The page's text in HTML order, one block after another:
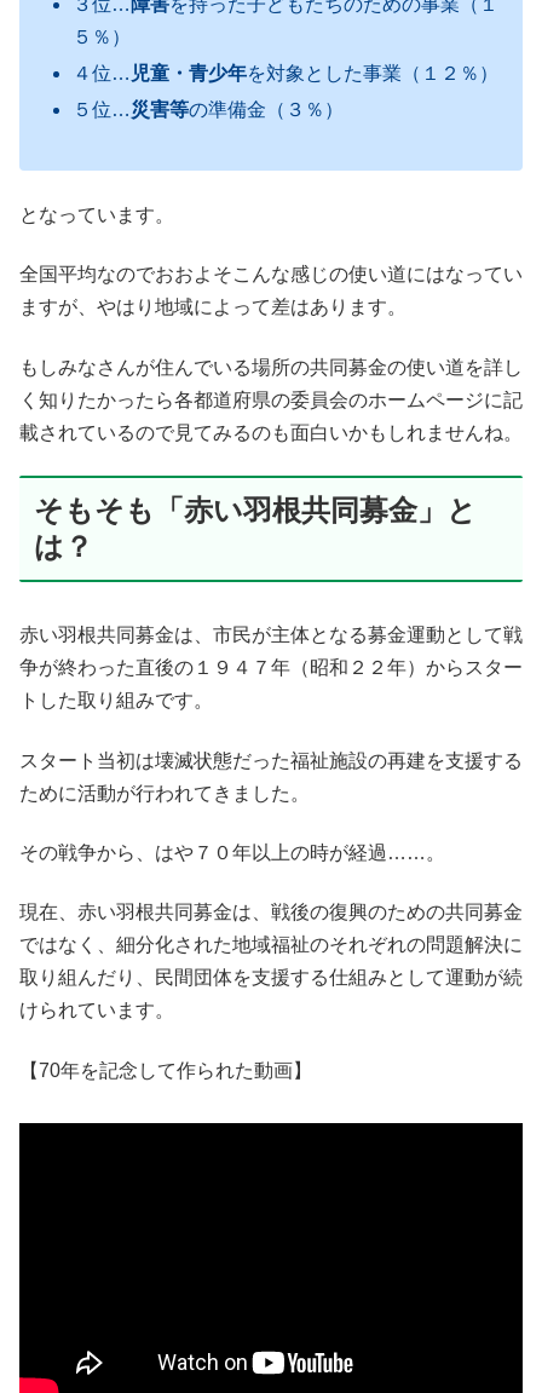
５％）
４位… 児童・青少年を対象とした事業（１２％）
５位…災害等の準備金（３％）
となっています。
全国平均なのでおおよそこんな感じの使い道にはなってい
ますが、やはり地域によって差はあります。
もしみなさんが住んでいる場所の共同募金の使い道を詳し
く知りたかったら各都道府県の委員会のホームページに記
載されているので見てみるのも面白いかもしれませんね。
そもそも「赤い羽根共同募金」と
は？
赤い羽根共同募金は、市民が主体となる募金運動として戦
争が終わった直後の１９４７年（昭和２２年）からスター
トした取り組みです。
スタート当初は壊滅状態だった福祉施設の再建を支援する
ために活動が行われてきました。
その戦争から、はや７０年以上の時が経過……。
現在、赤い羽根共同募金は、戦後の復興のための共同募金
ではなく、細分化された地域福祉のそれぞれの問題解決に
取り組んだり、民間団体を支援する仕組みとして運動が続
けられています。
【70年を記念して作られた動画】